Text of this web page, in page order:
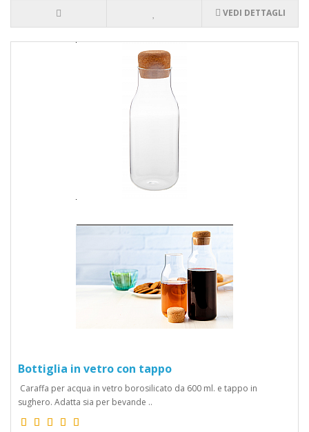
VEDI DETTAGLI
Bottiglia in vetro con tappo
Caraffa per acqua in vetro borosilicato da 600 ml. e tappo in
sughero. Adatta sia per bevande ..